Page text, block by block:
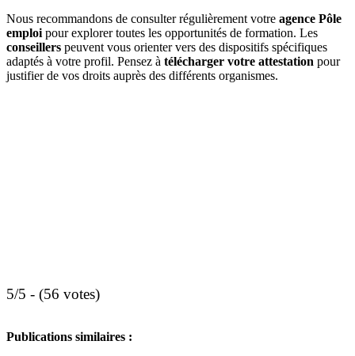
Nous recommandons de consulter régulièrement votre agence Pôle
emploipour explorer toutes les opportunités de formation. Les
conseillers peuvent vous orienter vers des dispositifs spécifiques
adaptés à votre profil. Pensez à télécharger votre attestation pour
justifier de vos droits auprès des différents organismes.
5/5 - (56 votes)
Publications similaires :